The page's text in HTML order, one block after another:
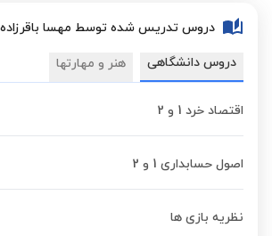
دروس تدریس شده توسط مهسا باقرزاده
دروس دانشگاهی هنر و مهارتها
اقتصاد خرد 1 و 2
اصول حسابداری 1 و 2
نظریه بازی ها